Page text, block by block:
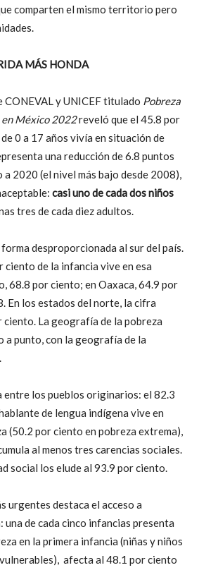
comparten el mismo territorio pero
MÁS HONDA
CONEVAL y UNICEF titulado Pobreza
México 2022reveló que el 45.8 por
0 a 17 años vivía en situación de
una reducción de 6.8 puntos
2020 (el nivel más bajo desde 2008),
casi uno de cada dos niños
tres de cada diez adultos.
desproporcionada al sur del país.
ciento de la infancia vive en esa
68.8 por ciento; en Oaxaca, 64.9 por
En los estados del norte, la cifra
La geografía de la pobreza
a punto, con la geografía de la
entre los pueblos originarios: el 82.3
de lengua indígena vive en
(50.2 por ciento en pobreza extrema),
al menos tres carencias sociales.
social los elude al 93.9 por ciento.
urgentes destaca el acceso a
de cada cinco infancias presenta
en la primera infancia (niñas y niños
vulnerables), afecta al 48.1 por ciento